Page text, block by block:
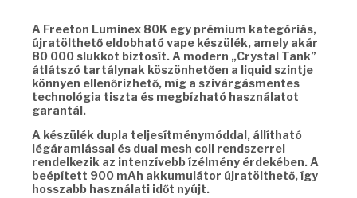
A Freeton Luminex 80K egy prémium kategóriás,
újratölthető eldobható vape készülék, amely akár
80 000 slukkot biztosít. A modern „Crystal Tank”
átlátszó tartálynak köszönhetően a liquid szintje
könnyen ellenőrizhető, míg a szivárgásmentes
technológia tiszta és megbízható használatot
garantál.
A készülék dupla teljesítménymóddal, állítható
légáramlással és dual mesh coil rendszerrel
rendelkezik az intenzívebb ízélmény érdekében. A
beépített 900 mAh akkumulátor újratölthető, így
hosszabb használati időt nyújt.